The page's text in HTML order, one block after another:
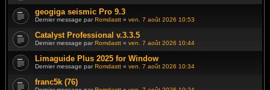
geogiga seismic Pro 9.3
Dernier message parRomdastt « ven. 7 août 2026 10:53
Catalyst Professional v.3.3.5
Dernier message parRomdastt « ven. 7 août 2026 10:44
Limaguide Plus 2025 for Window
Dernier message parRomdastt « ven. 7 août 2026 10:34
franc5k (76)